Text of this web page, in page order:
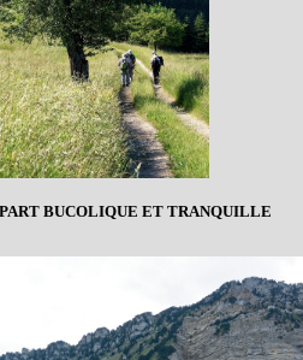
BUCOLIQUE ET TRANQUILLE